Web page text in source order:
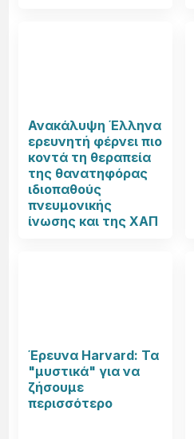
Ανακάλυψη Έλληνα
ερευνητή φέρνει πιο
κοντά τη θεραπεία
της θανατηφόρας
ιδιοπαθούς
πνευμονικής
ίνωσης και της ΧΑΠ
Έρευνα Harvard: Τα
"μυστικά" για να
ζήσουμε
περισσότερο